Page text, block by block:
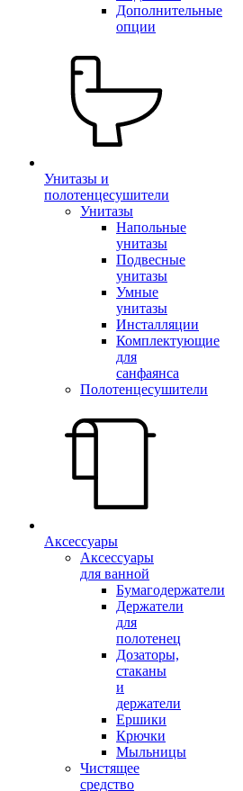
Дополнительные
опции
Унитазы и
полотенцесушители
Унитазы
Напольные
унитазы
Подвесные
унитазы
Умные
унитазы
Инсталляции
Комплектующие
для
санфаянса
Полотенцесушители
Аксессуары
Аксессуары
для ванной
Бумагодержатели
Держатели
для
полотенец
Дозаторы,
стаканы
и
держатели
Ершики
Крючки
Мыльницы
Чистящее
средство